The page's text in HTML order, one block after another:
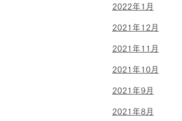
2022年1月
2021年12月
2021年11月
2021年10月
2021年9月
2021年8月